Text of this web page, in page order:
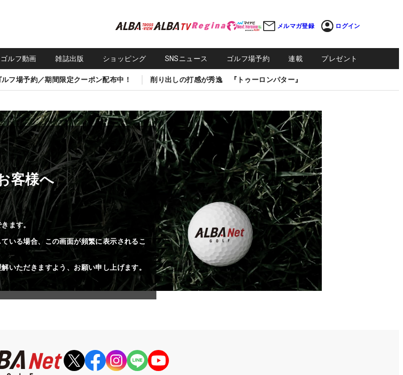
メルマガ登録 ログイン
ゴルフ動画 雑誌出版 ショッピング SNSニュース ゴルフ場予約 連載 プレゼント
ルフ場予約／期間限定クーポン配布中！ 削り出しの打感が秀逸 『トゥーロンパター』
客様へ
ます。
いる場合、この画面が頻繁に表示されるこ
いただきますよう、お願い申し上げます。